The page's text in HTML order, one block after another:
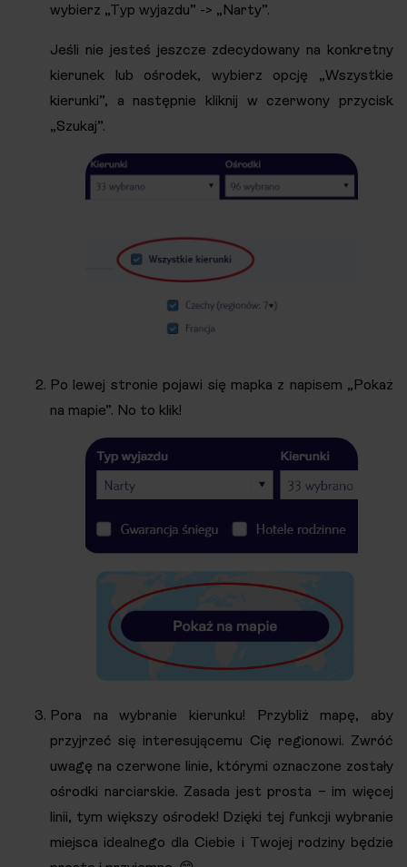
wybierz „Typ wyjazdu” -> „Narty”.
Jeśli nie jesteś jeszcze zdecydowany na konkretny
kierunek lub ośrodek, wybierz opcję „Wszystkie
kierunki”, a następnie kliknij w czerwony przycisk
„Szukaj”.
Po lewej stronie pojawi się mapka z napisem „Pokaż
na mapie”. No to klik!
Pora na wybranie kierunku! Przybliż mapę, aby
przyjrzeć się interesującemu Cię regionowi. Zwróć
uwagę na czerwone linie, którymi oznaczone zostały
ośrodki narciarskie. Zasada jest prosta – im więcej
linii, tym większy ośrodek! Dzięki tej funkcji wybranie
miejsca idealnego dla Ciebie i Twojej rodziny będzie